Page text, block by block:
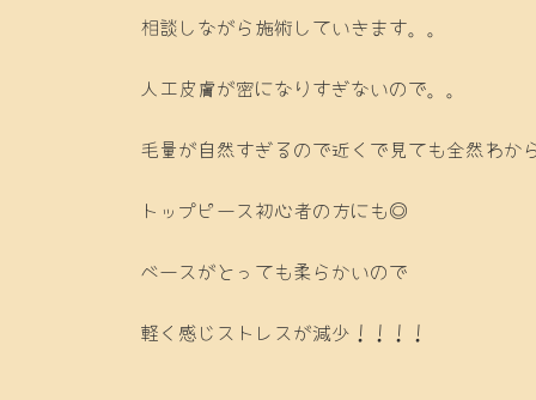
相談しながら施術していきます。。
人工皮膚が密になりすぎないので。。
毛量が自然すぎるので近くで見ても全然わか
トップピース初心者の方にも◎
ベースがとっても柔らかいので
軽く感じストレスが減少！！！！